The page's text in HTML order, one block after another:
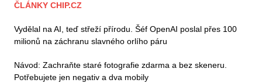
ČLÁNKY CHIP.CZ
Vydělal na AI, teď střeží přírodu. Šéf OpenAI poslal přes 100
milionů na záchranu slavného orlího páru
Návod: Zachraňte staré fotografie zdarma a bez skeneru.
Potřebujete jen negativ a dva mobily